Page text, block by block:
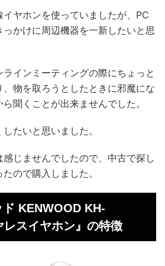
ヤホンを使っていましたが、PC
かけに周辺機器を一新したいと思
インミーティングの際にちょっと
物を取ろうとしたときに邪魔にな
聞くことが出来ませんでした。
たいと思いました。
じませんでしたので、中古で探し
ので購入しました。
ド KENWOOD KH-
レスイヤホン』の特徴